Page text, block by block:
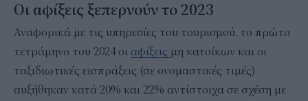
Οι αφίξεις ξεπερνούν το 2023
Αναφορικά με τις υπηρεσίες του τουρισμού, το πρώτο
τετράμηνο του 2024 οι αφίξεις μη κατοίκων και οι
ταξιδιωτικές εισπράξεις (σε ονομαστικές τιμές)
αυξήθηκαν κατά 20% και 22% αντίστοιχα σε σχέση με